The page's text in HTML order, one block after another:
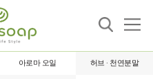
아로마 오일 허브 · 천연분말